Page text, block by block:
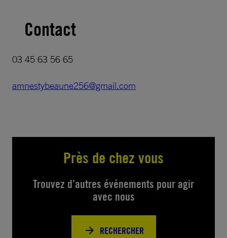
Contact
03 45 63 56 65
amnestybeaune256@gmail.com
Près de chez vous
Trouvez d’autres événements pour agir
avec nous
RECHERCHER